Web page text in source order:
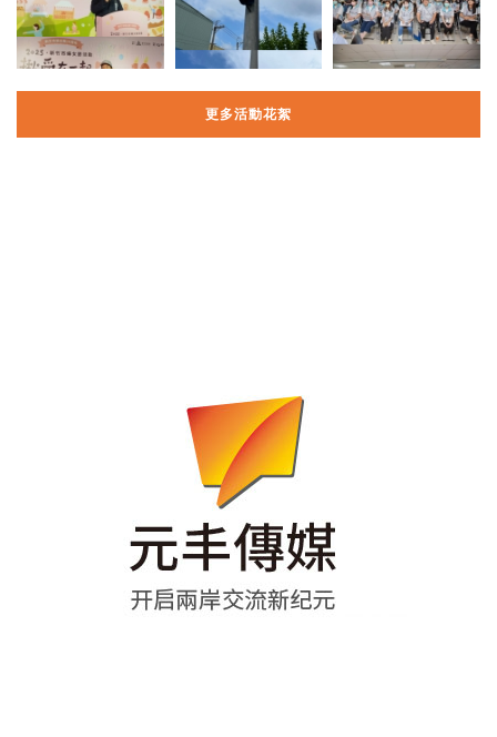
更多活動花絮